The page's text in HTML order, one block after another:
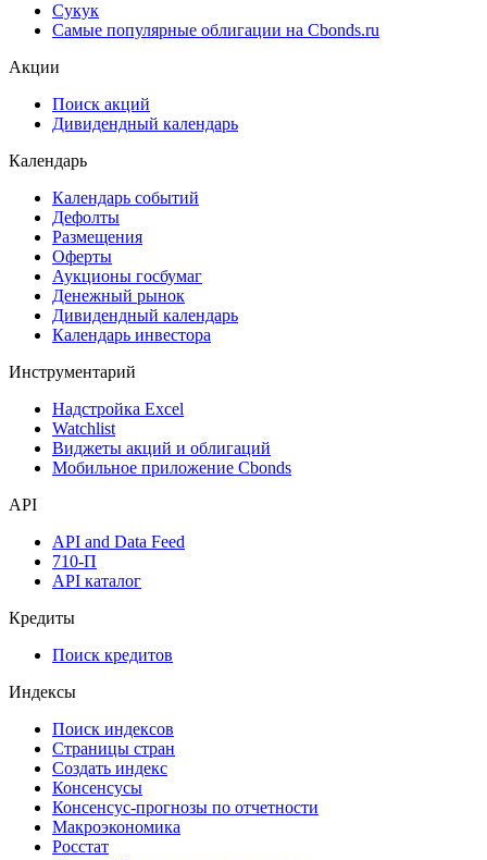
Cbonds Pages
Ломбардные списки
ESG
Самые популярные облигации на Cbonds.ru
Дивидендный календарь
Календарь
Календарь событий
Дефолты
Размещения
Оферты
Аукционы госбумаг
Денежный рынок
Календарь инвестора
Инструментарий
Надстройка Excel
Мобильное приложение Cbonds
API
API and Data Feed
API каталог
Кредиты
Поиск кредитов
Индексы
Поиск индексов
Страницы стран
Создать индекс